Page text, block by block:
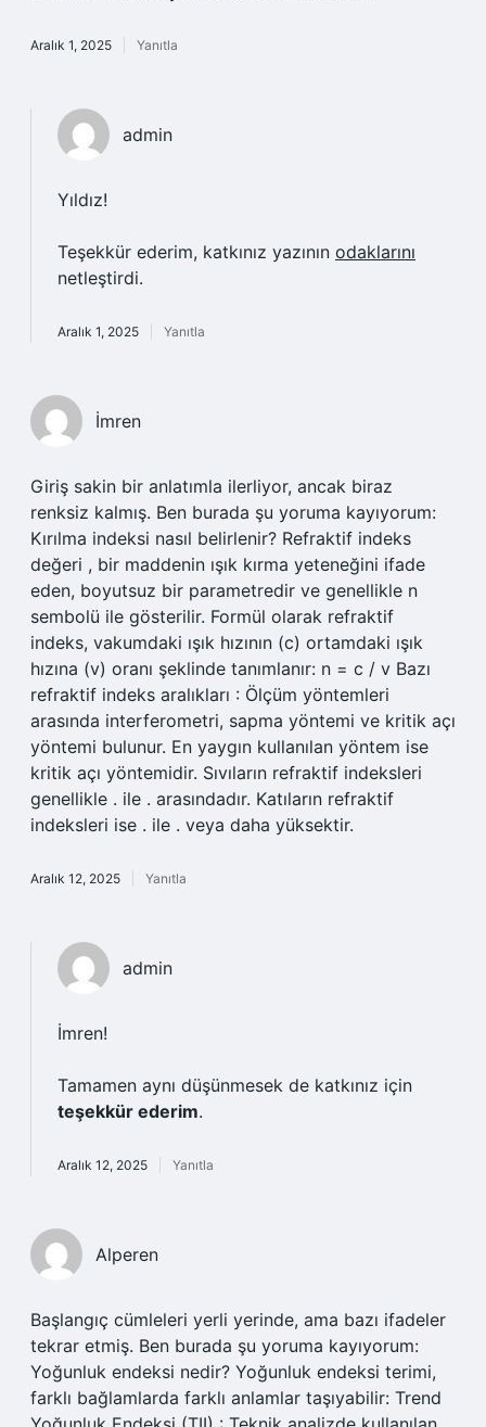
Aralık 1, 2025 Yanıtla
admin
Yıldız!
Teşekkür ederim, katkınız yazının odaklarını
netleştirdi.
Aralık 1, 2025 Yanıtla
İmren
Giriş sakin bir anlatımla ilerliyor, ancak biraz
renksiz kalmış. Ben burada şu yoruma kayıyorum:
Kırılma indeksi nasıl belirlenir? Refraktif indeks
değeri , bir maddenin ışık kırma yeteneğini ifade
eden, boyutsuz bir parametredir ve genellikle n
sembolü ile gösterilir. Formül olarak refraktif
indeks, vakumdaki ışık hızının (c) ortamdaki ışık
hızına (v) oranı şeklinde tanımlanır: n = c / v Bazı
refraktif indeks aralıkları : Ölçüm yöntemleri
arasında interferometri, sapma yöntemi ve kritik açı
yöntemi bulunur. En yaygın kullanılan yöntem ise
kritik açı yöntemidir. Sıvıların refraktif indeksleri
genellikle . ile . arasındadır. Katıların refraktif
indeksleri ise . ile . veya daha yüksektir.
Aralık 12, 2025 Yanıtla
admin
İmren!
Tamamen aynı düşünmesek de katkınız için
teşekkür ederim.
Aralık 12, 2025 Yanıtla
Alperen
Başlangıç cümleleri yerli yerinde, ama bazı ifadeler
tekrar etmiş. Ben burada şu yoruma kayıyorum:
Yoğunluk endeksi nedir? Yoğunluk endeksi terimi,
farklı bağlamlarda farklı anlamlar taşıyabilir: Trend